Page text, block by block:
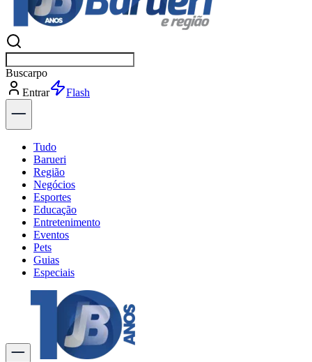
Buscarnotícias
Entrar
Explorar
Tudo
Barueri
Região
Negócios
Esportes
Educação
Entretenimento
Eventos
Pets
Guias
Especiais
Explore Tudo
Últimas Notícias
Previsão do Tempo
Trânsito e Rotas
Dia a Dia & Lazer